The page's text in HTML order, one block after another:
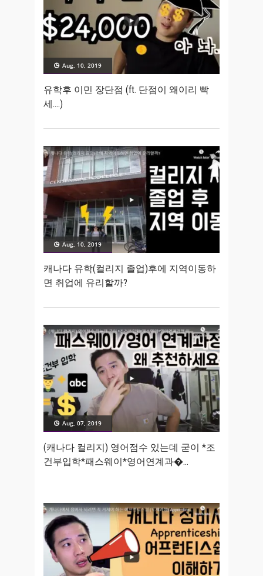
Aug, 10, 2019
유학후 이민 장단점 (ft. 단점이 왜이리 빡
세….)
Aug, 10, 2019
캐나다 유학(컬리지 졸업)후에 지역이동하
면 취업에 유리할까?
Aug, 07, 2019
(캐나다 컬리지) 영어점수 있는데 굳이 *조
건부입학*패스웨이*영어연계과�